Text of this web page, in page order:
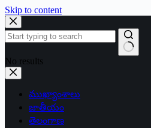
Skip to content
No results
ముఖ్యాంశాలు
జాతీయం
తెలంగాణ